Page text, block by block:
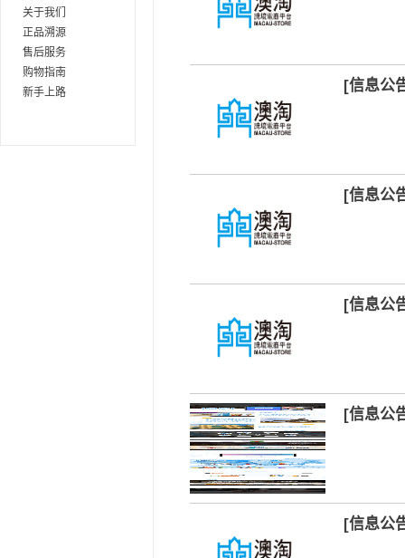
关于我们
正品溯源
售后服务
购物指南
新手上路
[信息公
[信息公
[信息公
[信息公
[信息公